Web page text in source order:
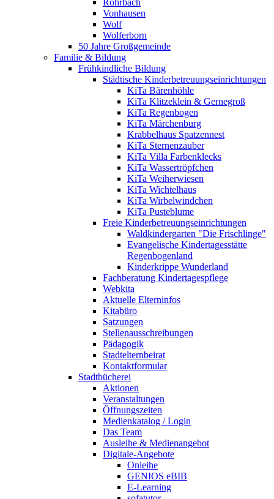
Rohrbach
Vonhausen
Wolf
Wolferborn
50 Jahre Großgemeinde
Familie & Bildung
Frühkindliche Bildung
Städtische Kinderbetreuungseinrichtungen
KiTa Bärenhöhle
KiTa Klitzeklein & Gernegroß
KiTa Regenbogen
KiTa Märchenburg
Krabbelhaus Spatzennest
KiTa Sternenzauber
KiTa Villa Farbenklecks
KiTa Wassertröpfchen
KiTa Weiherwiesen
KiTa Wichtelhaus
KiTa Wirbelwindchen
KiTa Pusteblume
Freie Kinderbetreuungseinrichtungen
Waldkindergarten "Die Frischlinge"
Evangelische Kindertagesstätte
Regenbogenland
Kinderkrippe Wunderland
Fachberatung Kindertagespflege
Webkita
Aktuelle Elterninfos
Kitabüro
Satzungen
Stellenausschreibungen
Pädagogik
Stadtelternbeirat
Kontaktformular
Stadtbücherei
Aktionen
Veranstaltungen
Öffnungszeiten
Medienkatalog / Login
Das Team
Ausleihe & Medienangebot
Digitale-Angebote
Onleihe
GENIOS eBIB
E-Learning